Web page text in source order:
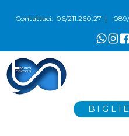
Contattaci: 06/211.260.27 | 089/